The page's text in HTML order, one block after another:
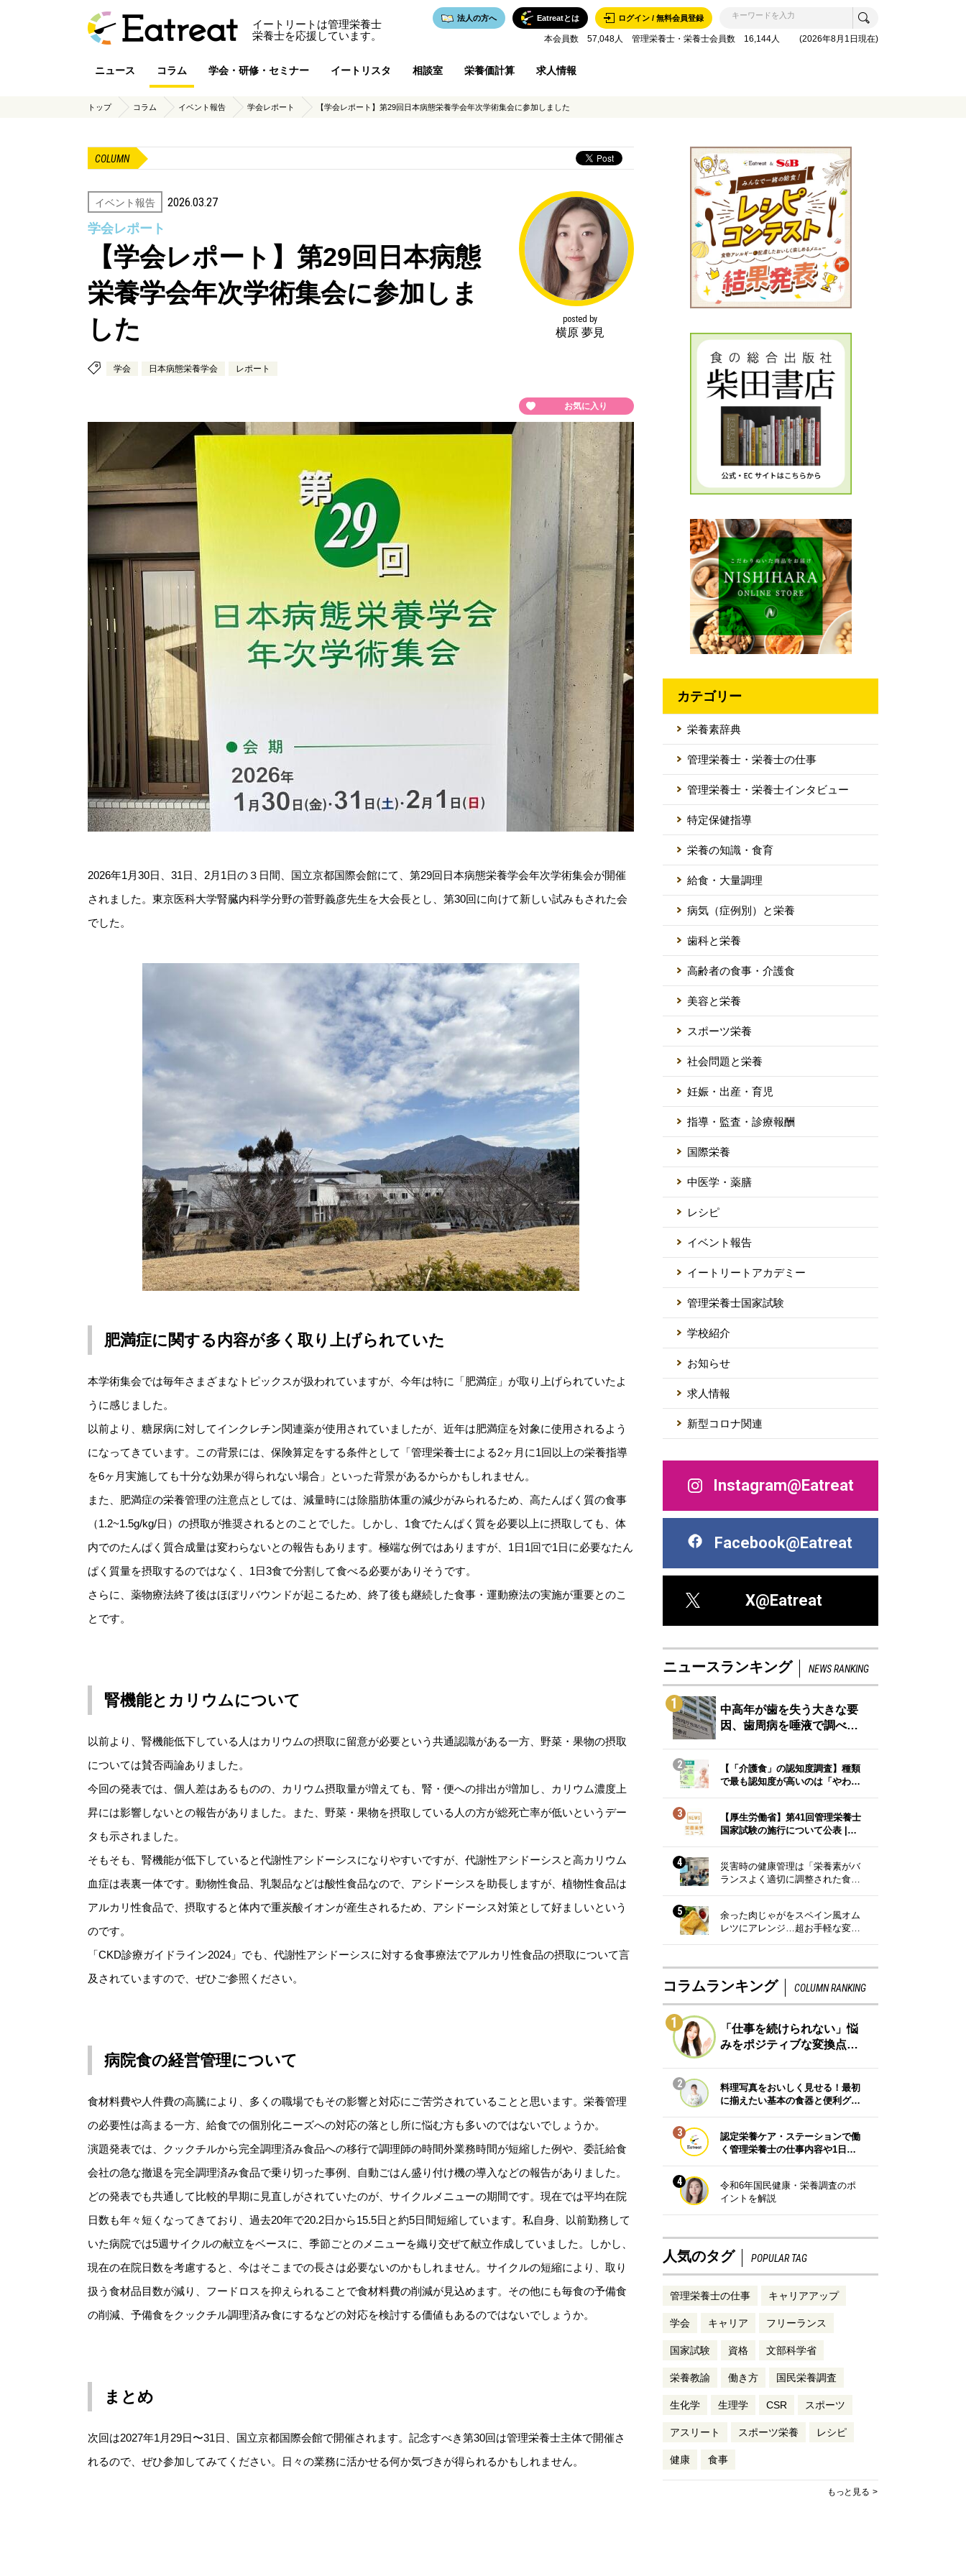
イートリートは管理栄養士
栄養士を応援しています。
ログイン / 無料会員登録
Eatreatとは
法人の方へ
本会員数 57,048人 管理栄養士・栄養士会員数 16,144人 (2026年8月1日現在)
ニュース コラム 学会・研修・セミナー イートリスタ 相談室 栄養価計算 求人情報
トップ コラム イベント報告 学会レポート 【学会レポート】第29回日本病態栄養学会年次学術集会に参加しました
COLUMN
イベント報告 2026.03.27
学会レポート
【学会レポート】第29回日本病態
栄養学会年次学術集会に参加しま
した
学会 日本病態栄養学会 レポート
posted by
横原 夢見
お気に入り
2026年1月30日、31日、2月1日の３日間、国立京都国際会館にて、第29回日本病態栄養学会年次学術集会が開催
されました。東京医科大学腎臓内科学分野の菅野義彦先生を大会長とし、第30回に向けて新しい試みもされた会
でした。
肥満症に関する内容が多く取り上げられていた
本学術集会では毎年さまざまなトピックスが扱われていますが、今年は特に「肥満症」が取り上げられていたよ
うに感じました。
以前より、糖尿病に対してインクレチン関連薬が使用されていましたが、近年は肥満症を対象に使用されるよう
になってきています。この背景には、保険算定をする条件として「管理栄養士による2ヶ月に1回以上の栄養指導
を6ヶ月実施しても十分な効果が得られない場合」といった背景があるからかもしれません。
また、肥満症の栄養管理の注意点としては、減量時には除脂肪体重の減少がみられるため、高たんぱく質の食事
（1.2~1.5g/kg/日）の摂取が推奨されるとのことでした。しかし、1食でたんぱく質を必要以上に摂取しても、体
内でのたんぱく質合成量は変わらないとの報告もあります。極端な例ではありますが、1日1回で1日に必要なたん
ぱく質量を摂取するのではなく、1日3食で分割して食べる必要がありそうです。
さらに、薬物療法終了後はほぼリバウンドが起こるため、終了後も継続した食事・運動療法の実施が重要とのこ
とです。
腎機能とカリウムについて
以前より、腎機能低下している人はカリウムの摂取に留意が必要という共通認識がある一方、野菜・果物の摂取
については賛否両論ありました。
今回の発表では、個人差はあるものの、カリウム摂取量が増えても、腎・便への排出が増加し、カリウム濃度上
昇には影響しないとの報告がありました。また、野菜・果物を摂取している人の方が総死亡率が低いというデー
タも示されました。
そもそも、腎機能が低下していると代謝性アシドーシスになりやすいですが、代謝性アシドーシスと高カリウム
血症は表裏一体です。動物性食品、乳製品などは酸性食品なので、アシドーシスを助長しますが、植物性食品は
アルカリ性食品で、摂取すると体内で重炭酸イオンが産生されるため、アシドーシス対策として好ましいという
のです。
「CKD診療ガイドライン2024」でも、代謝性アシドーシスに対する食事療法でアルカリ性食品の摂取について言
及されていますので、ぜひご参照ください。
病院食の経営管理について
食材料費や人件費の高騰により、多くの職場でもその影響と対応にご苦労されていることと思います。栄養管理
の必要性は高まる一方、給食での個別化ニーズへの対応の落とし所に悩む方も多いのではないでしょうか。
演題発表では、クックチルから完全調理済み食品への移行で調理師の時間外業務時間が短縮した例や、委託給食
会社の急な撤退を完全調理済み食品で乗り切った事例、自動ごはん盛り付け機の導入などの報告がありました。
どの発表でも共通して比較的早期に見直しがされていたのが、サイクルメニューの期間です。現在では平均在院
日数も年々短くなってきており、過去20年で20.2日から15.5日と約5日間短縮しています。私自身、以前勤務して
いた病院では5週サイクルの献立をベースに、季節ごとのメニューを織り交ぜて献立作成していました。しかし、
現在の在院日数を考慮すると、今はそこまでの長さは必要ないのかもしれません。サイクルの短縮により、取り
扱う食材品目数が減り、フードロスを抑えられることで食材料費の削減が見込めます。その他にも毎食の予備食
の削減、予備食をクックチル調理済み食にするなどの対応を検討する価値もあるのではないでしょうか。
まとめ
次回は2027年1月29日〜31日、国立京都国際会館で開催されます。記念すべき第30回は管理栄養士主体で開催さ
れるので、ぜひ参加してみてください。日々の業務に活かせる何か気づきが得られるかもしれません。
カテゴリー
栄養素辞典
管理栄養士・栄養士の仕事
管理栄養士・栄養士インタビュー
特定保健指導
栄養の知識・食育
給食・大量調理
病気（症例別）と栄養
歯科と栄養
高齢者の食事・介護食
美容と栄養
スポーツ栄養
社会問題と栄養
妊娠・出産・育児
指導・監査・診療報酬
国際栄養
中医学・薬膳
レシピ
イベント報告
イートリートアカデミー
管理栄養士国家試験
学校紹介
お知らせ
求人情報
新型コロナ関連
Instagram@Eatreat
Facebook@Eatreat
X@Eatreat
ニュースランキング NEWS RANKING
1
中高年が歯を失う大きな要
因、歯周病を唾液で調べ…
2
【「介護食」の認知度調査】種類
で最も認知度が高いのは「やわ…
3
【厚生労働省】第41回管理栄養士
国家試験の施行について公表 |…
4
災害時の健康管理は「栄養素がバ
ランスよく適切に調整された食…
5
余った肉じゃがをスペイン風オム
レツにアレンジ…超お手軽な変…
コラムランキング COLUMN RANKING
1
「仕事を続けられない」悩
みをポジティブな変換点…
2
料理写真をおいしく見せる！最初
に揃えたい基本の食器と便利グ…
3
認定栄養ケア・ステーションで働
く管理栄養士の仕事内容や1日…
4
令和6年国民健康・栄養調査のポ
イントを解説
人気のタグ POPULAR TAG
管理栄養士の仕事 キャリアアップ
学会 キャリア フリーランス
国家試験 資格 文部科学省
栄養教諭 働き方 国民栄養調査
生化学 生理学 CSR スポーツ
アスリート スポーツ栄養 レシピ
健康 食事
もっと見る